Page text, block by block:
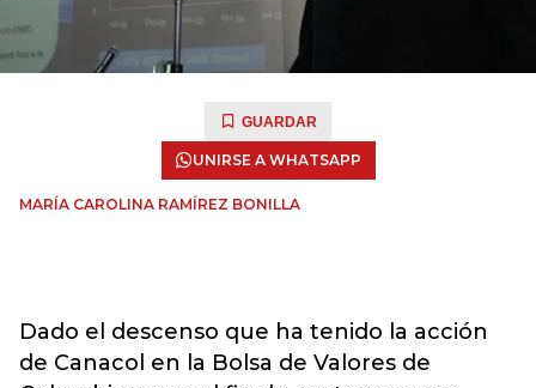
GUARDAR
UNIRSE A WHATSAPP
MARÍA CAROLINA RAMÍREZ BONILLA
Dado el descenso que ha tenido la acción
de Canacol en la Bolsa de Valores de